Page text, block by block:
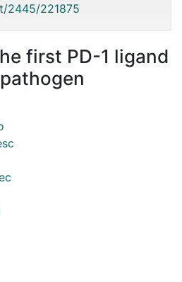
2445/221875
first PD-1 ligand